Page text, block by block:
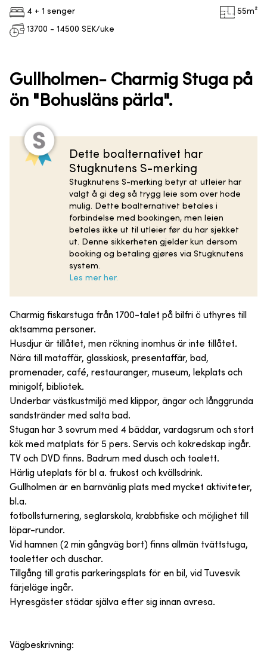
4 + 1 senger 55m²
13700 - 14500 SEK/uke
Gullholmen- Charmig Stuga på
ön "Bohusläns pärla".
Dette boalternativet har
Stugknutens S-merking
Stugknutens S-merking betyr at utleier har
valgt å gi deg så trygg leie som over hode
mulig. Dette boalternativet betales i
forbindelse med bookingen, men leien
betales ikke ut til utleier før du har sjekket
ut. Denne sikkerheten gjelder kun dersom
booking og betaling gjøres via Stugknutens
system.
Les mer her.
Charmig fiskarstuga från 1700-talet på bilfri ö uthyres till
aktsamma personer.
Husdjur är tillåtet, men rökning inomhus är inte tillåtet.
Nära till mataffär, glasskiosk, presentaffär, bad,
promenader, café, restauranger, museum, lekplats och
minigolf, bibliotek.
Underbar västkustmiljö med klippor, ängar och långgrunda
sandstränder med salta bad.
Stugan har 3 sovrum med 4 bäddar, vardagsrum och stort
kök med matplats för 5 pers. Servis och kokredskap ingår.
TV och DVD finns. Badrum med dusch och toalett.
Härlig uteplats för bl a. frukost och kvällsdrink.
Gullholmen är en barnvänlig plats med mycket aktiviteter,
bl.a.
fotbollsturnering, seglarskola, krabbfiske och möjlighet till
löpar-rundor.
Vid hamnen (2 min gångväg bort) finns allmän tvättstuga,
toaletter och duschar.
Tillgång till gratis parkeringsplats för en bil, vid Tuvesvik
färjeläge ingår.
Hyresgäster städar själva efter sig innan avresa.
Vägbeskrivning: